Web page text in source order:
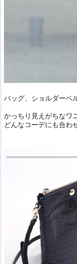
バッグ、ショルダーベ
かっちり見えがちなワ
どんなコーデにも合わ